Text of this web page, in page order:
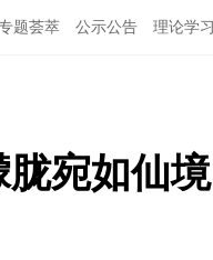
题荟萃 公示公告 理论学习
宛如仙境